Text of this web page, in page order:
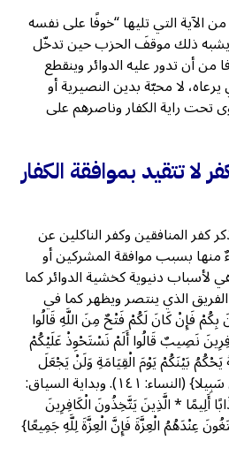
الآية التي تليها “خوفًا على نفسه
يشبه ذلك موقفَ الحزب حين تدخّل
من أن تدور عليه الدوائر وينقطع
لا محبّة بدين النصيرية أو
تحت راية الكفار وناصرهم على
لا تتقيد بموافقة الكفار
كفر المنافقين وكفر الناكلين عن
بسبب موافقة المشركين أو
لأسباب دنيوية كخشية الدوائر كما
الذي ينتصر ويظهر كما في
فَإِنْ كَانَ لَكُمْ فَتْحٌ مِنَ اللَّهِ قَالُوا
نَصِيبٌ قَالُوا أَلَمْ نَسْتَحْوِذْ عَلَيْكُمْ
بَيْنَكُمْ يَوْمَ الْقِيَامَةِ وَلَنْ يَجْعَلَ
اللَّهُ لِلْكَافِرِينَ عَلَى الْمُؤْمِنِينَ سَبِيلا} (النساء: ١٤١). وبداية السياق:
أَلِيمًا * الَّذِينَ يَتَّخِذُونَ الْكَافِرِينَ
عِنْدَهُمُ الْعِزَّةَ فَإِنَّ الْعِزَّةَ لِلَّهِ جَمِيعًا}